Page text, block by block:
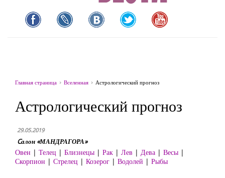
Главная страница Вселенная Астрологический прогноз
Астрологический прогноз
29.05.2019
Cалон «МАНДРАГОРА»
Овен | Телец | Близнецы | Рак | Лев | Дева | Весы |
Скорпион | Стрелец | Козерог | Водолей | Рыбы